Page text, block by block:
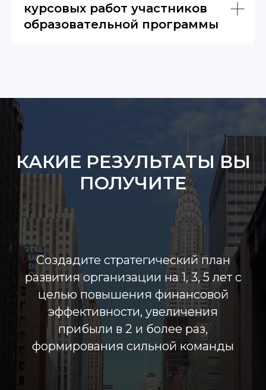
курсовых работ участников
образовательной программы
КАКИЕ РЕЗУЛЬТАТЫ ВЫ
ПОЛУЧИТЕ
Создадите стратегический план
развития организации на 1, 3, 5 лет с
целью повышения финансовой
эффективности, увеличения
прибыли в 2 и более раз,
формирования сильной команды